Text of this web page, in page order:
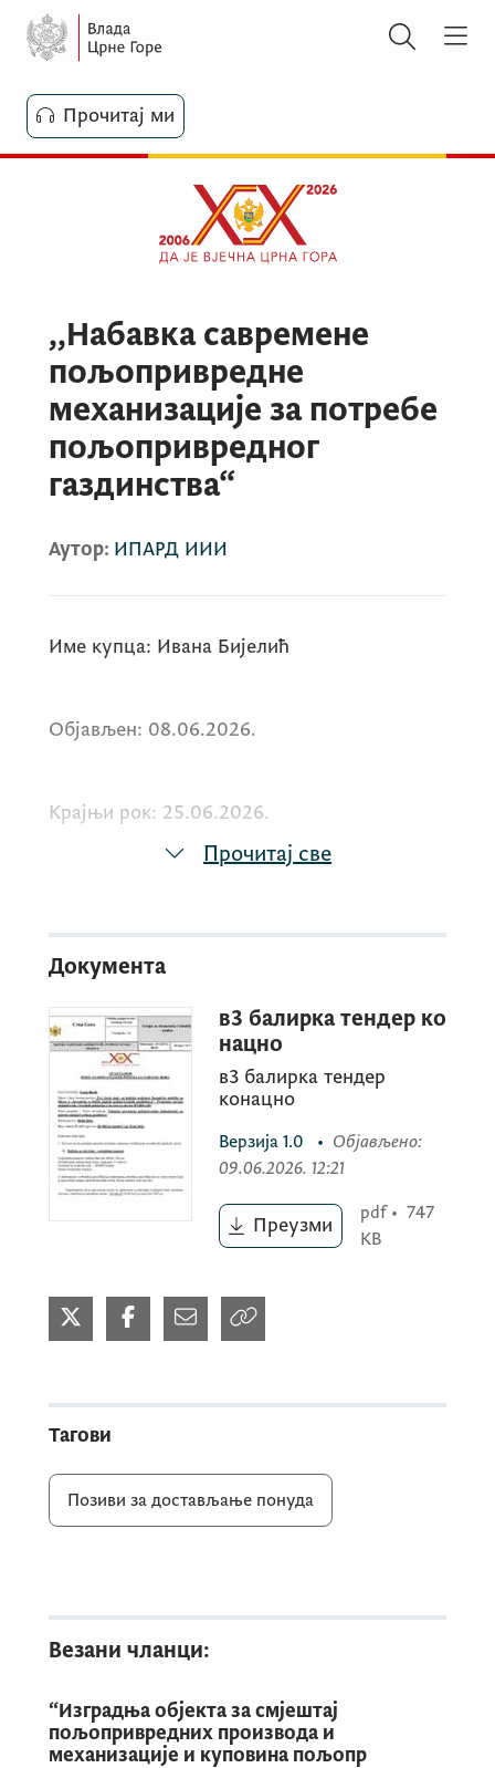
Прочитај ми
,,Набавка савремене
пољопривредне
механизације за потребе
пољопривредног
газдинства“
Аутор: ИПАРД ИИИ
Име купца: Ивана Бијелић
Објављен: 08.06.2026.
Крајњи рок: 25.06.2026.
Датум и вријеме отварања понуда:
четвртак 02.07.2026 у 10:00 х
Мјесто отварања понуда: Агенција за
плаћања у пољопривреди, руралном
развоју и рибарству, Пословни центар
Крушевац 70, Римски трг, Подгорица
Прочитај све
Документа
в3 балирка тендер ко
нацно
в3 балирка тендер
конацно
Верзија 1.0 • Објављено:
09.06.2026. 12:21
Преузми
pdf • 747
KB
Тагови
Позиви за достављање понуда
Везани чланци:
“Изградња објекта за смјештај
пољопривредних производа и
механизације и куповина пољопр